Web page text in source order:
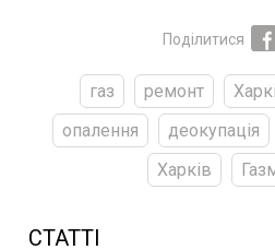
Поділитися
газ ремонт
опалення
деокупація
Харків
СТАТТІ